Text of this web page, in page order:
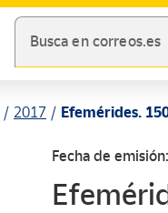
Busca en correos.es
2017 Efemérides.
Fecha de